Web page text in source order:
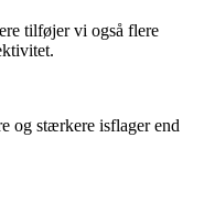
tilføjer vi også flere
og stærkere isflager end